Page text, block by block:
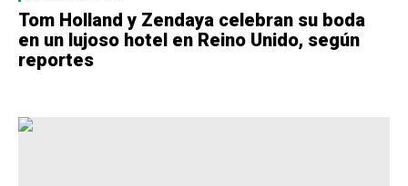
Tom Holland y Zendaya celebran su boda
en un lujoso hotel en Reino Unido, según
reportes